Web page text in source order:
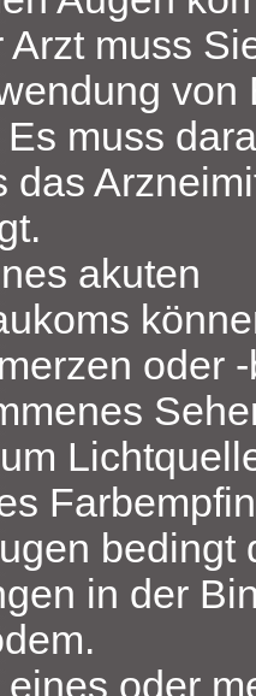
Arzt muss
muss
das
akuten
oder
bedingt
in der
oder